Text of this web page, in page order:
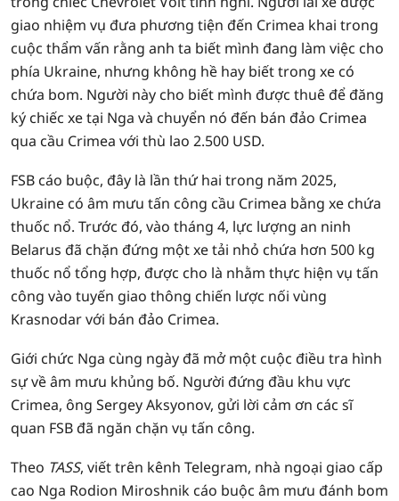
giao nhiệm vụ đưa phương tiện đến Crimea khai trong
cuộc thẩm vấn rằng anh ta biết mình đang làm việc cho
phía Ukraine, nhưng không hề hay biết trong xe có
chứa bom. Người này cho biết mình được thuê để đăng
ký chiếc xe tại Nga và chuyển nó đến bán đảo Crimea
qua cầu Crimea với thù lao 2.500 USD.
FSB cáo buộc, đây là lần thứ hai trong năm 2025,
Ukraine có âm mưu tấn công cầu Crimea bằng xe chứa
thuốc nổ. Trước đó, vào tháng 4, lực lượng an ninh
Belarus đã chặn đứng một xe tải nhỏ chứa hơn 500 kg
thuốc nổ tổng hợp, được cho là nhằm thực hiện vụ tấn
công vào tuyến giao thông chiến lược nối vùng
Krasnodar với bán đảo Crimea.
Giới chức Nga cùng ngày đã mở một cuộc điều tra hình
sự về âm mưu khủng bố. Người đứng đầu khu vực
Crimea, ông Sergey Aksyonov, gửi lời cảm ơn các sĩ
quan FSB đã ngăn chặn vụ tấn công.
Theo TASS, viết trên kênh Telegram, nhà ngoại giao cấp
cao Nga Rodion Miroshnik cáo buộc âm mưu đánh bom